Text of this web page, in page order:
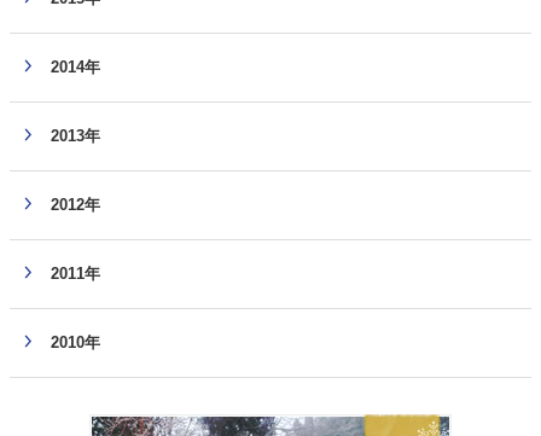
2014年
2013年
2012年
2011年
2010年